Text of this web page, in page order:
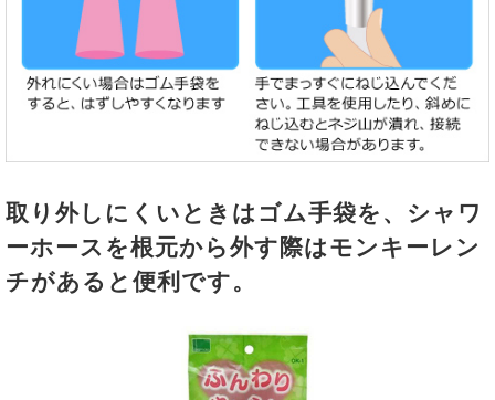
取り外しにくいときはゴム手袋を、シャワ
ーホースを根元から外す際はモンキーレン
チがあると便利です。